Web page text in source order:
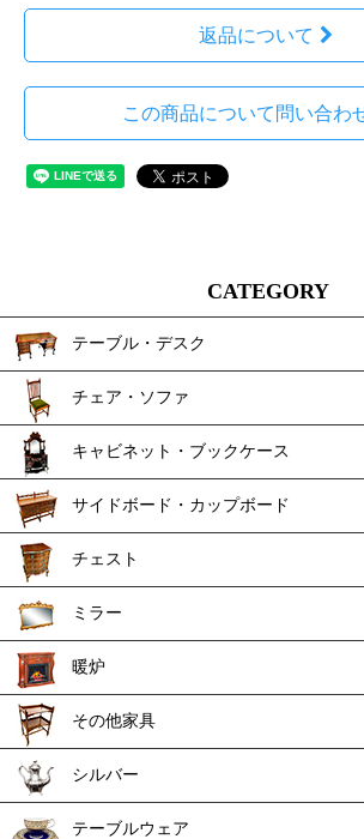
返品について
この商品について問い合わ
CATEGORY
テーブル・デスク
チェア・ソファ
キャビネット・ブックケース
サイドボード・カップボード
チェスト
ミラー
暖炉
その他家具
シルバー
テーブルウェア